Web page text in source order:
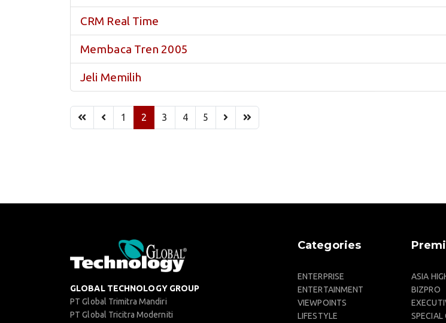
CRM Real Time
Membaca Tren 2005
Jeli Memilih
1 2 3 4 5
GLOBAL TECHNOLOGY GROUP
PT Global Trimitra Mandiri
PT Global Tricitra Moderniti
Categories
ENTERPRISE
ENTERTAINMENT
VIEWPOINTS
LIFESTYLE
ASIA
BIZPRO
SPECIAL